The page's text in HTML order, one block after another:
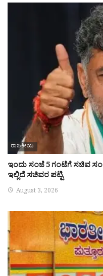
ರಾಜಕೀಯ
ಇಂದು ಸಂಜೆ 5 ಗಂಟೆಗೆ ಸಚಿವ
ಇಲ್ಲಿದೆ ಸಚಿವರ ಪಟ್ಟಿ
August 3, 2026